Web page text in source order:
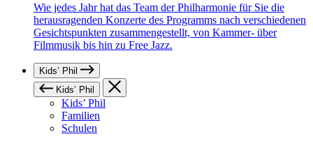
Wie jedes Jahr hat das Team der Philharmonie für Sie die
herausragenden Konzerte des Programms nach verschiedenen
Gesichtspunkten zusammengestellt, von Kammer- über
Filmmusik bis hin zu Free Jazz.
Kids’ Phil
Kids’ Phil
Kids’ Phil
Familien
Schulen